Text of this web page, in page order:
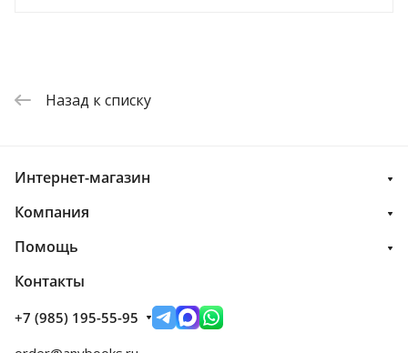
Назад к списку
Интернет-магазин
Компания
Помощь
Контакты
+7 (985) 195-55-95